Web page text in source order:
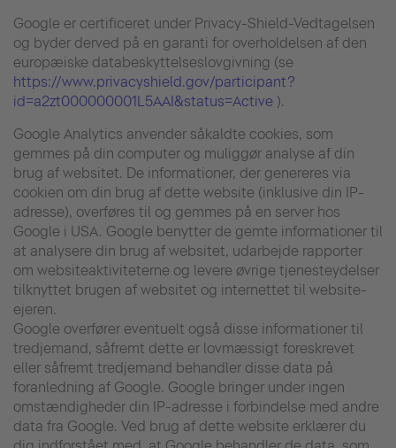
Google er certificeret under Privacy-Shield-Vedtagelsen
og byder derved på en garanti for overholdelsen af den
europæiske databeskyttelseslovgivning (se
https://www.privacyshield.gov/participant?
id=a2zt000000001L5AAI&status=Active ).
Google Analytics anvender såkaldte cookies, som
gemmes på din computer og muliggør analyse af din
brug af websitet. De informationer, der genereres via
cookien om din brug af dette website (inklusive din IP-
adresse), overføres til og gemmes på en server hos
Google i USA. Google benytter de gemte informationer til
at analysere din brug af websitet, udarbejde rapporter
om websiteaktiviteterne og levere øvrige tjenesteydelser
tilknyttet brugen af websitet og internettet til website-
ejeren.
Google overfører eventuelt også disse informationer til
tredjemand, såfremt dette er lovmæssigt foreskrevet
eller såfremt tredjemand behandler disse data på
foranledning af Google. Google bringer under ingen
omstændigheder din IP-adresse i forbindelse med andre
data fra Google. Ved brug af dette website erklærer du